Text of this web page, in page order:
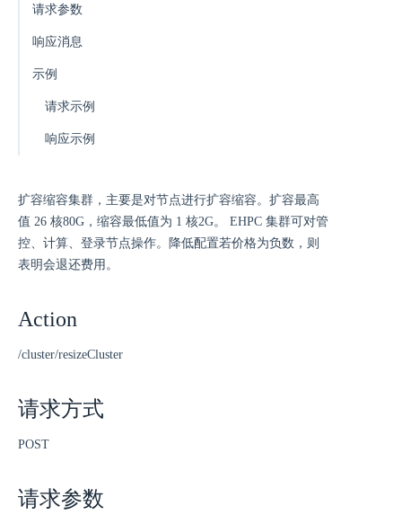
请求参数
响应消息
示例
请求示例
响应示例
扩容缩容集群，主要是对节点进行扩容缩容。扩容最高
值 26 核80G，缩容最低值为 1 核2G。 EHPC 集群可对管
控、计算、登录节点操作。降低配置若价格为负数，则
表明会退还费用。
Action
/cluster/resizeCluster
请求方式
POST
请求参数